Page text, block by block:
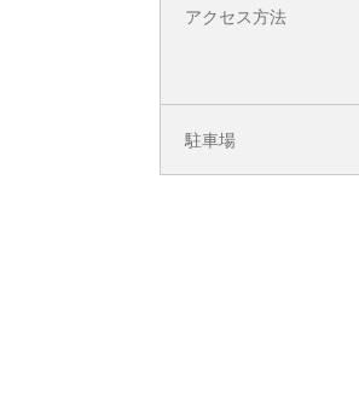
アクセス方法
駐車場